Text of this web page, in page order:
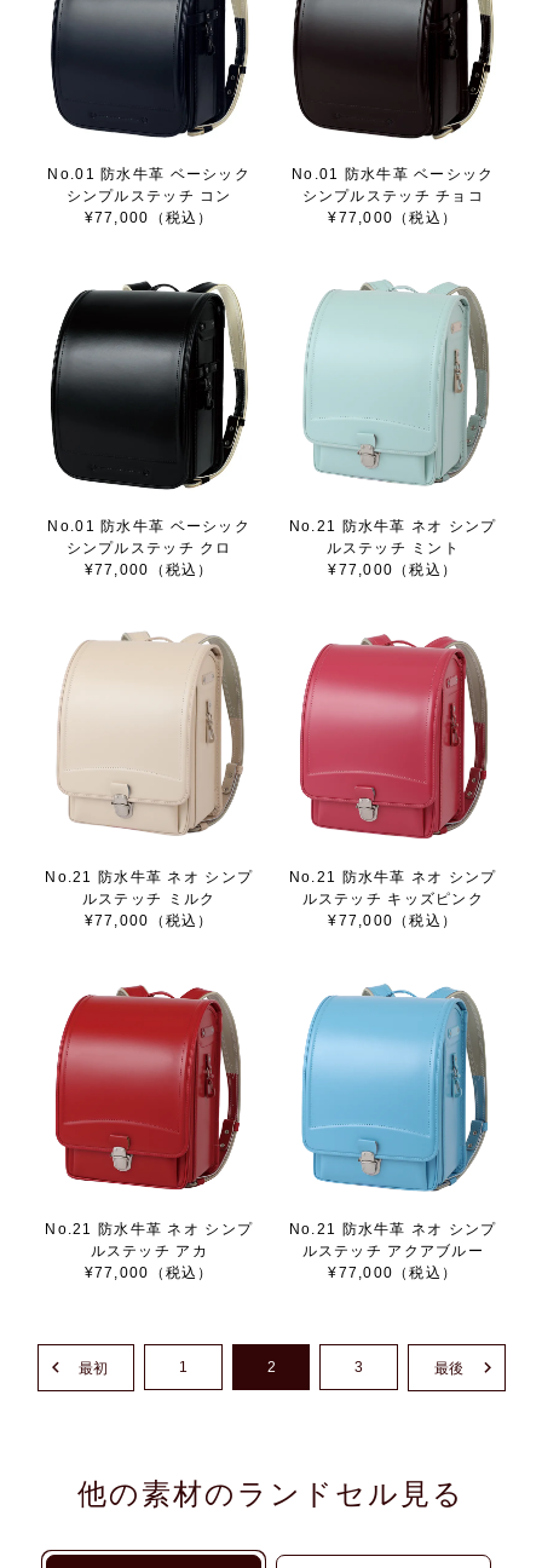
No.01 防水牛革 ベーシック
シンプルステッチ コン
¥77,000（税込）
No.01 防水牛革 ベーシック
シンプルステッチ チョコ
¥77,000（税込）
No.01 防水牛革 ベーシック
シンプルステッチ クロ
¥77,000（税込）
No.21 防水牛革 ネオ シンプ
ルステッチ ミント
¥77,000（税込）
No.21 防水牛革 ネオ シンプ
ルステッチ ミルク
¥77,000（税込）
No.21 防水牛革 ネオ シンプ
ルステッチ キッズピンク
¥77,000（税込）
No.21 防水牛革 ネオ シンプ
ルステッチ アカ
¥77,000（税込）
No.21 防水牛革 ネオ シンプ
ルステッチ アクアブルー
¥77,000（税込）
最初 1 2 3 最後
他の素材のランドセル見る